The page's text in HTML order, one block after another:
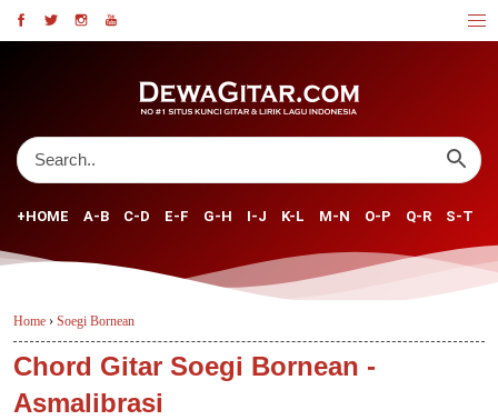
+HOME A-B C-D E-F G-H I-J K-L M-N O-P Q-R S-T
Home › Soegi Bornean
Chord Gitar Soegi Bornean -
Asmalibrasi